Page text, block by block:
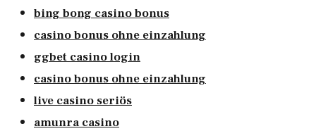
bing bong casino bonus
casino bonus ohne einzahlung
ggbet casino login
casino bonus ohne einzahlung
live casino seriös
amunra casino